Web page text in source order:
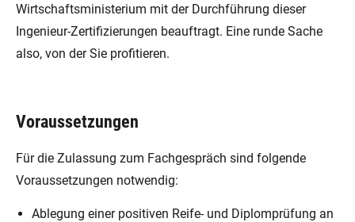
Wirtschaftsministerium mit der Durchführung dieser
Ingenieur-Zertifizierungen beauftragt. Eine runde Sache
also, von der Sie profitieren.
Voraussetzungen
Für die Zulassung zum Fachgespräch sind folgende
Voraussetzungen notwendig:
Ablegung einer positiven Reife- und Diplomprüfung an